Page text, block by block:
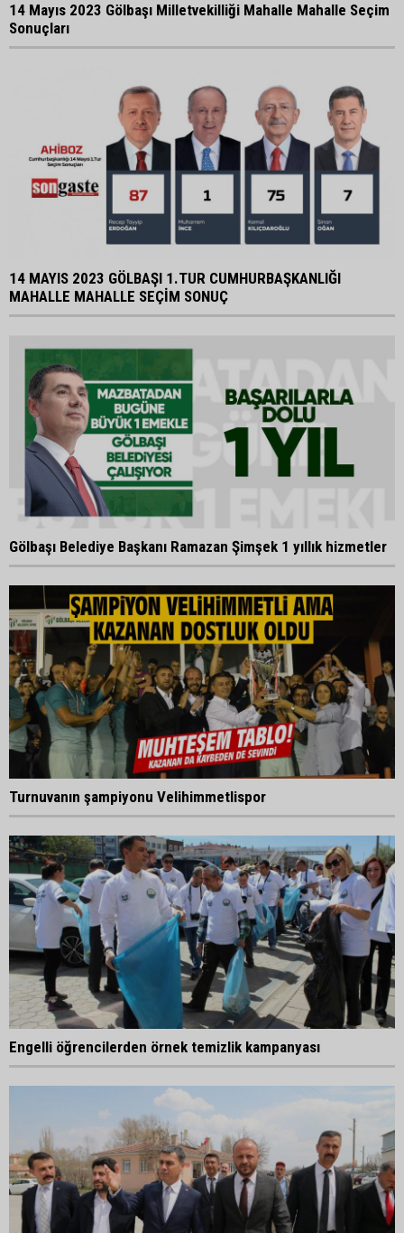
14 Mayıs 2023 Gölbaşı Milletvekilliği Mahalle Mahalle Seçim
Sonuçları
14 MAYIS 2023 GÖLBAŞI 1.TUR CUMHURBAŞKANLIĞI
MAHALLE MAHALLE SEÇİM SONUÇ
Gölbaşı Belediye Başkanı Ramazan Şimşek 1 yıllık hizmetler
Turnuvanın şampiyonu Velihimmetlispor
Engelli öğrencilerden örnek temizlik kampanyası